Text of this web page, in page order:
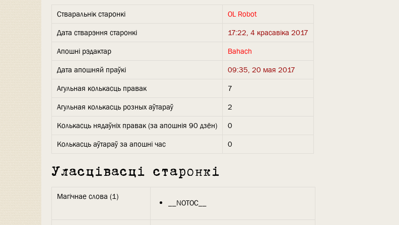
Стваральнік старонкі
OL Robot
Дата стварэння старонкі
17:22, 4 красавіка 2017
Апошні рэдактар
Bahach
Дата апошняй праўкі
09:35, 20 мая 2017
Агульная колькасць правак
7
Агульная колькасць розных аўтараў
2
Колькасць нядаўніх правак (за апошнія 90 дзён)
0
Колькасць аўтараў за апошні час
0
Уласцівасці старонкі
Магічнае слова (1)
__NOTOC__